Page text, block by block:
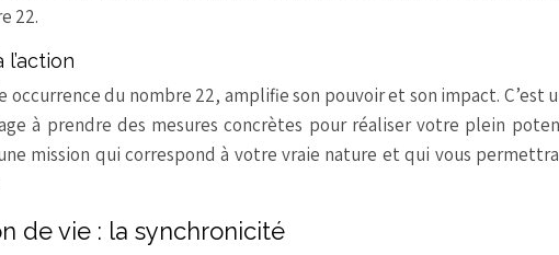
22.
l’action
occurrence du nombre 22, amplifie son pouvoir et son impact. C’est
à prendre des mesures concrètes pour réaliser votre plein
mission qui correspond à votre vraie nature et qui vous
de vie : la synchronicité